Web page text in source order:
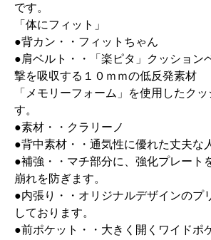
です。
「体にフィット」
●背カン・・フィットちゃん
●肩ベルト・・「楽ピタ」クッション
撃を吸収する１０ｍｍの低反発素材
「メモリーフォーム」を使用したク
す。
●素材・・クラリーノ
●背中素材・・通気性に優れた丈夫な
●補強・・マチ部分に、強化プレート
崩れを防ぎます。
●内張り・・オリジナルデザインのプ
しております。
●前ポケット・・大きく開くワイドポ